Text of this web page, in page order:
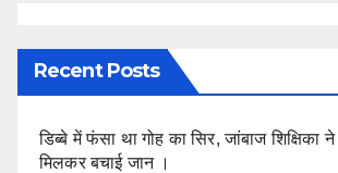
Recent Posts
डिब्बे में फंसा था गोह का सिर, जांबाज
मिलकर बचाई जान ।